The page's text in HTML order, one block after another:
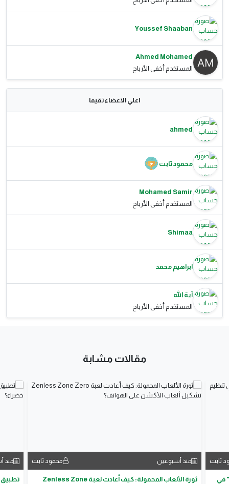
Youssef Shaaban
Ahmed Mohamed
المستخدم أخفى الأرباح
اعلي الاعضاء تقيما
ahmed
محمود ثابت
Mohamed Samir
المستخدم أخفى الأرباح
Shimaa
ابراهيم محمد
آية الله
المستخدم أخفى الأرباح
مقالات مشابة
ثابت
رفيق النجاح اليومي: كيف يساعدك تطبيق "Todoist" في
منذ أسبوعين محمود ثابت
ثورة الألعاب المحمولة: كيف أعادت لعبة Zenless Zone
منذ